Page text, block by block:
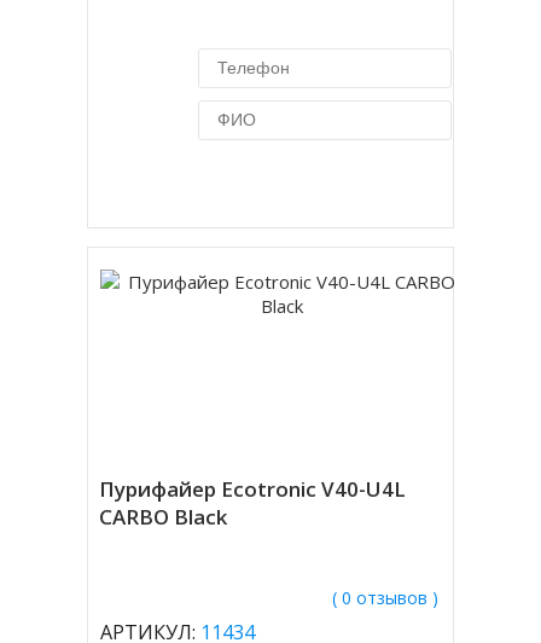
Пурифайер Ecotronic V40-U4L
CARBO Black
( 0 отзывов )
АРТИКУЛ: 11434